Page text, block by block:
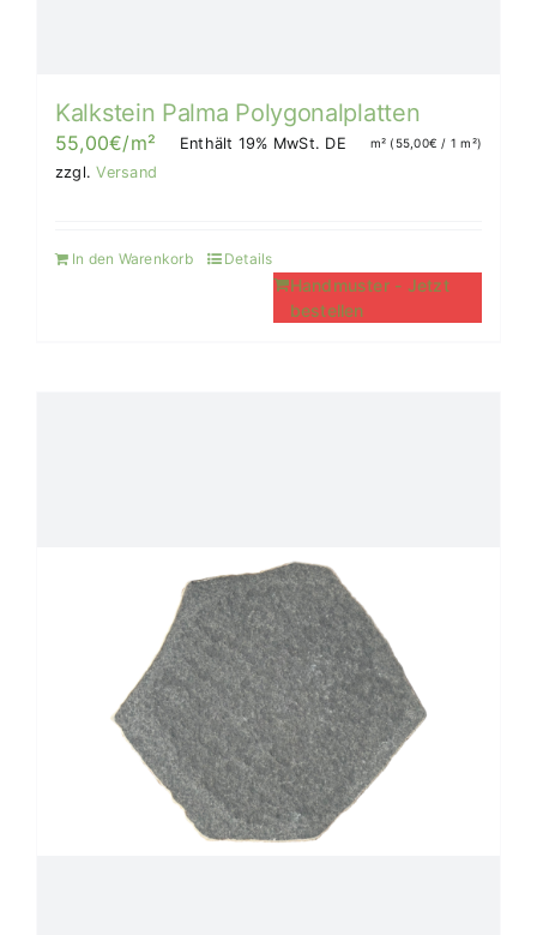
Kalkstein Palma Polygonalplatten
55,00€/m² Enthält 19% MwSt. DE m² (55,00€ / 1 m²)
zzgl.Versand
In den Warenkorb
Handmuster - Jetzt
bestellen
Details